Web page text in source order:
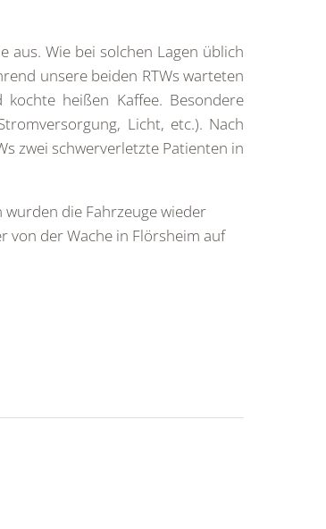
aus. Wie bei solchen Lagen üblich
unsere beiden RTWs warteten
heißen Kaffee. Besondere
Licht, etc.). Nach
zwei schwerverletzte Patienten in
die Fahrzeuge wieder
von der Wache in Flörsheim auf